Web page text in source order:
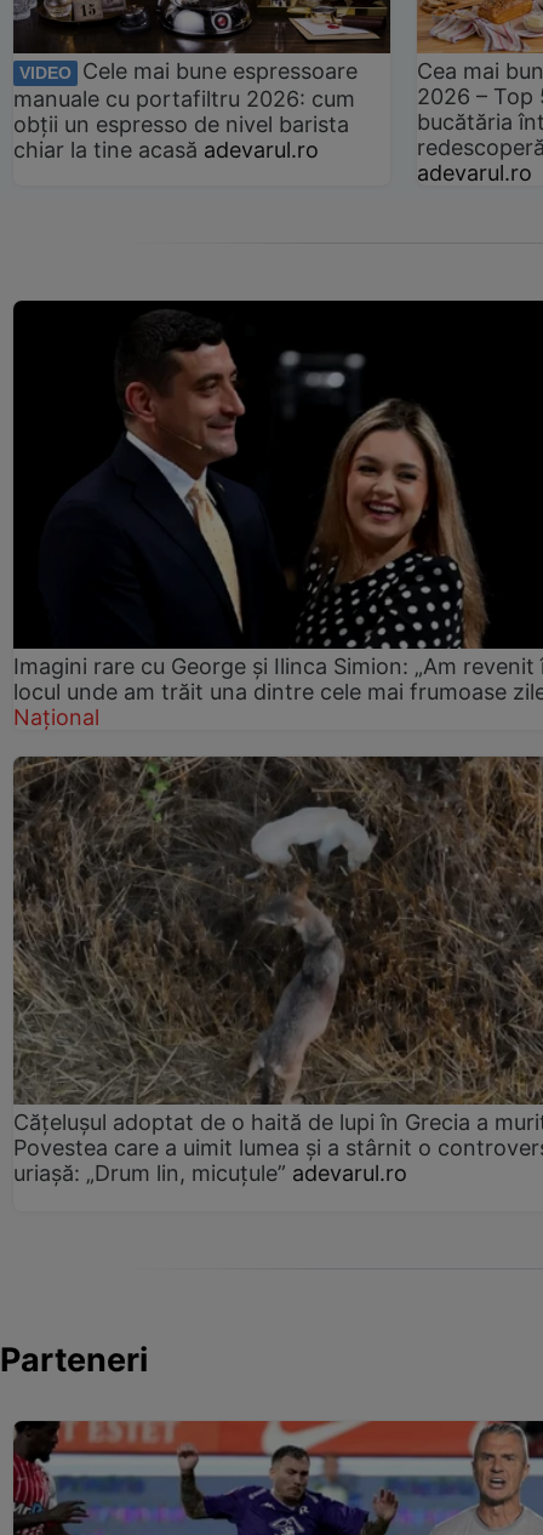
VIDEO
Cele mai bune espressoare
manuale cu portafiltru 2026: cum
obții un espresso de nivel barista
chiar la tine acasă adevarul.ro
Cea mai
2026 –
bucătăria
adevarul.ro
Imagini rare cu George și Ilinca Simion: „Am revenit
locul unde am trăit una dintre cele mai frumoase
Național
Cățelușul adoptat de o haită de lupi în Grecia a
Povestea care a uimit lumea și a stârnit o
uriașă: „Drum lin, micuțule” adevarul.ro
Parteneri